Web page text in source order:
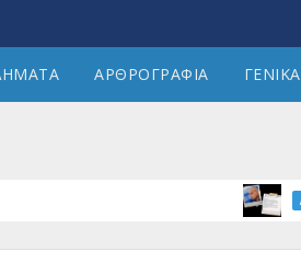
ΑΡΘΡΟΓΡΑΦΙΑ ΓΕΝΙΚΑ
ΔΙΑΙΤΗΣΙΑ